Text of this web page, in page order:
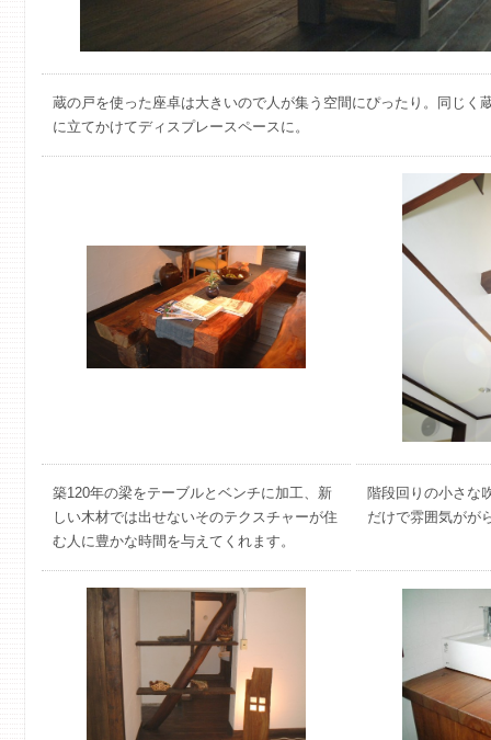
蔵の戸を使った座卓は大きいので人が集う空間にぴったり。同じく
に立てかけてディスプレースペースに。
築120年の梁をテーブルとベンチに加工、新
しい木材では出せないそのテクスチャーが住
む人に豊かな時間を与えてくれます。
階段回りの小さな
だけで雰囲気がが